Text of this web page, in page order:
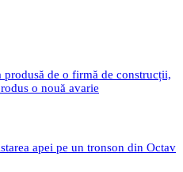
de o firmă de construcții,
o nouă avarie
apei pe un tronson din Octav